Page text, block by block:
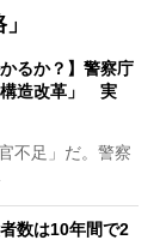
るか？】警察庁
構造改革」 実
不足」だ。警察
数は10年間で2